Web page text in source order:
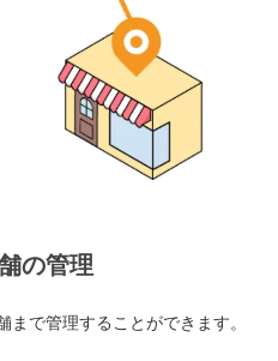
の管理
で管理することができます。